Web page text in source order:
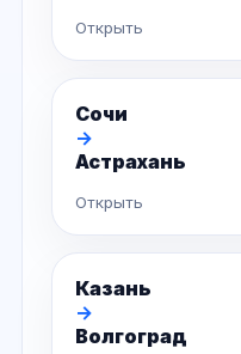
Открыть
Сочи
→
Астрахань
Открыть
Казань
→
Волгоград